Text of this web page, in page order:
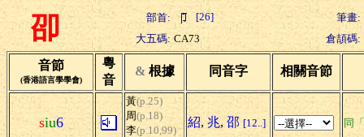
卲 部首: [26]
筆畫:
大五碼: CA73 倉頡碼:
音節
(香港語言學學會)
粵
音
& 根據 同音字 相關音節
siu6
黃(p.25)
周(p.18)
李(p.10,99)
紹, 兆, 邵 [12..] 同